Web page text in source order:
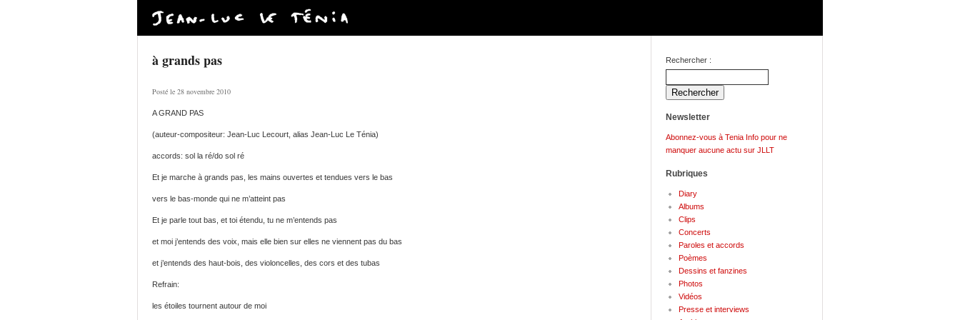
à grands pas
Posté le 28 novembre 2010
A GRAND PAS
(auteur-compositeur: Jean-Luc Lecourt, alias Jean-Luc Le Ténia)
accords: sol la ré/do sol ré
Et je marche à grands pas, les mains ouvertes et tendues vers le bas
vers le bas-monde qui ne m’atteint pas
Et je parle tout bas, et toi étendu, tu ne m’entends pas
et moi j’entends des voix, mais elle bien sur elles ne viennent pas du bas
et j’entends des haut-bois, des violoncelles, des cors et des tubas
Refrain:
les étoiles tournent autour de moi
Rechercher :
Newsletter
Abonnez-vous à Tenia Info pour ne
manquer aucune actu sur JLLT
Rubriques
Diary
Albums
Clips
Concerts
Paroles et accords
Poèmes
Dessins et fanzines
Photos
Vidéos
Presse et interviews